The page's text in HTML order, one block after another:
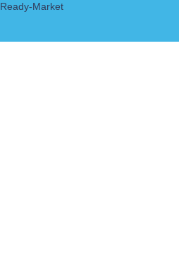
Ready-Market